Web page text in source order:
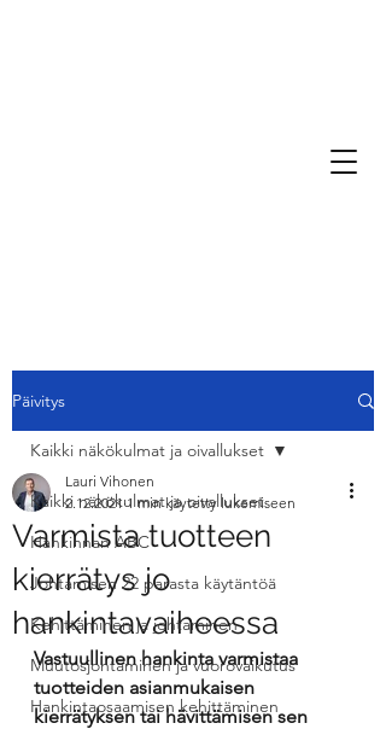
Päivitys
Kaikki näkökulmat ja oivallukset
Hankinnan ABC
Johtamisen 22 parasta käytäntöä
Kehittäminen ja johtaminen
Muutosjohtaminen ja vuorovaikutus
Hankintaosaamisen kehittäminen
Kaikki näkökulmat ja oivallukset
Varmista tuotteen
kierrätys jo
hankintavaiheessa
Lauri Vihonen
2.12.2021 1 min käytetty lukemiseen
Vastuullinen hankinta varmistaa
tuotteiden asianmukaisen
kierrätyksen tai hävittämisen sen